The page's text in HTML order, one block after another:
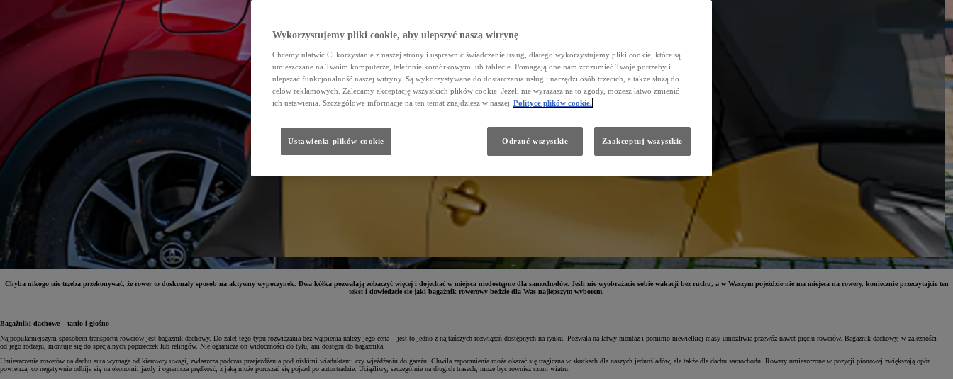
Chyba nikogo nie trzeba przekonywać, że rower to doskonały sposób na aktywny wypoczynek. Dwa kółka pozwalają zobaczyć więcej i dojechać w miejsca niedostępne dla samochodów. Jeśli nie wyobrażacie sobie wakacji bez ruchu, a w Waszym pojeździe nie ma miejsca na rowery, koniecznie przeczytajcie ten
tekst i dowiedzcie się jaki bagażnik rowerowy będzie dla Was najlepszym wyborem.
Bagażniki dachowe – tanio i głośno
Najpopularniejszym sposobem transportu rowerów jest bagażnik dachowy. Do zalet tego typu rozwiązania bez wątpienia należy jego cena – jest to jedno z najtańszych rozwiązań dostępnych na rynku. Pozwala na łatwy montaż i pomimo niewielkiej masy umożliwia przewóz nawet pięciu rowerów. Bagażnik dachowy, w zależności
od jego rodzaju, montuje się do specjalnych poprzeczek lub relingów. Nie ogranicza on widoczności do tyłu, ani dostępu do bagażnika.
Umieszczenie rowerów na dachu auta wymaga od kierowcy uwagi, zwłaszcza podczas przejeżdżania pod niskimi wiaduktami czy wjeżdżaniu do garażu. Chwila zapomnienia może okazać się tragiczna w skutkach dla naszych jednośladów, ale także dla dachu samochodu. Rowery umieszczone w pozycji pionowej zwiększają opór
powietrza, co negatywnie odbija się na ekonomii jazdy i ogranicza prędkość, z jaką może poruszać się pojazd po autostradzie. Uciążliwy, szczególnie na długich trasach, może być również szum wiatru.
Wykorzystujemy pliki cookie, aby ulepszyć naszą witrynę
Chcemy ułatwić Ci korzystanie z naszej strony i usprawnić świadczenie usług, dlatego wykorzystujemy pliki cookie, które są
umieszczane na Twoim komputerze, telefonie komórkowym lub tablecie. Pomagają one nam zrozumieć Twoje potrzeby i
ulepszać funkcjonalność naszej witryny. Są wykorzystywane do dostarczania usług i narzędzi osób trzecich, a także służą do
celów reklamowych. Zalecamy akceptację wszystkich plików cookie. Jeżeli nie wyrażasz na to zgody, możesz łatwo zmienić
ich ustawienia. Szczegółowe informacje na ten temat znajdziesz w naszej Polityce plików cookie.
Ustawienia plików cookie Odrzuć wszystkie Zaakceptuj wszystkie